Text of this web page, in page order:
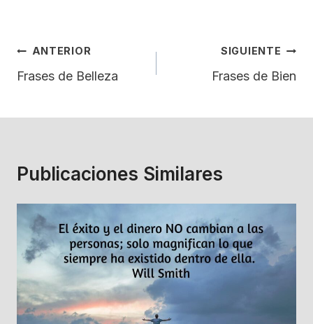
Navegación
De
ANTERIOR
Frases de Belleza
SIGUIENTE
Frases de Bien
Publicaciones Similares